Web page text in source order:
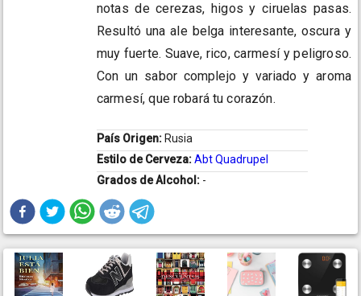
notas de cerezas, higos y ciruelas pasas.
Resultó una ale belga interesante, oscura y
muy fuerte. Suave, rico, carmesí y peligroso.
Con un sabor complejo y variado y aroma
carmesí, que robará tu corazón.
País Origen: Rusia
Estilo de Cerveza:Abt Quadrupel
Grados de Alcohol: -